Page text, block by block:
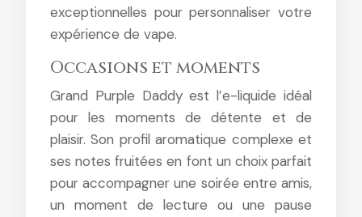
exceptionnelles pour personnaliser votre
expérience de vape.
Occasions et moments
Grand Purple Daddy est l’e-liquide idéal
pour les moments de détente et de
plaisir. Son profil aromatique complexe et
ses notes fruitées en font un choix parfait
pour accompagner une soirée entre amis,
un moment de lecture ou une pause